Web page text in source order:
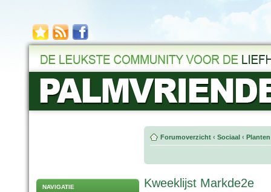
NAVIGATIE
Forumoverzicht ‹ Sociaal ‹
Kweeklijst Markde2e